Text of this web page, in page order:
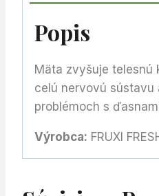
Popis
Mäta zvyšuje telesnú
celú nervovú sústavu
problémoch s
Výrobca: FRUXI